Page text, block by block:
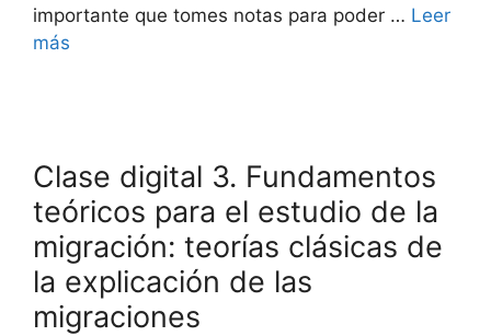
importante que tomes notas para poder … Leer
más
Clase digital 3. Fundamentos
teóricos para el estudio de la
migración: teorías clásicas de
la explicación de las
migraciones